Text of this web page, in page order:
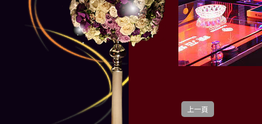
上一頁